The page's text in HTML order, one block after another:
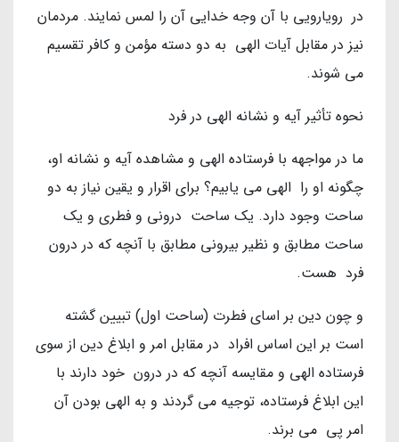
در رویارویی با آن وجه خدایی آن را لمس نمایند. مردمان
نیز در مقابل آیات الهی به دو دسته مؤمن و کافر تقسیم
می شوند.
نحوه تأثیر آیه و نشانه الهی در فرد
ما در مواجهه با فرستاده الهی و مشاهده آیه و نشانه او،
چگونه او را الهی می یابیم؟ برای اقرار و یقین نیاز به دو
ساحت وجود دارد. یک ساحت درونی و فطری و یک
ساحت مطابق و نظیر بیرونی مطابق با آنچه که در درون
فرد هست.
و چون دین بر اسای فطرت (ساحت اول) تبیین گشته
است بر این اساس افراد در مقابل امر و ابلاغ دین از سوی
فرستاده الهی و مقایسه آنچه که در درون خود دارند با
این ابلاغ فرستاده، توجیه می گردند و به الهی بودن آن
امر پی می برند.